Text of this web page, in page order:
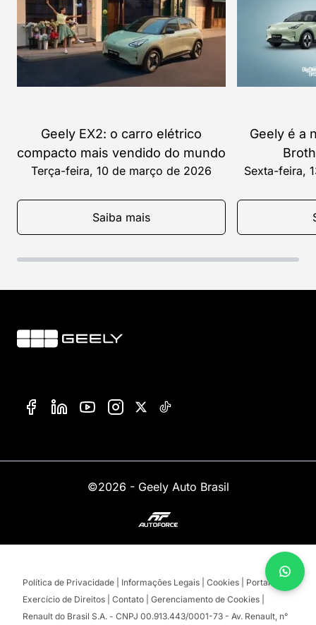
Geely EX2: o carro elétrico
compacto mais vendido do mundo
Terça-feira, 10 de março de 2026
Saiba mais
Geely é a
Sexta-feira,
©2026 - Geely Auto Brasil
Política de Privacidade Informações Legais Cookies
Portal de
Exercício de Direitos
Contato Gerenciamento de Cookies
Renault do Brasil S.A. - CNPJ 00.913.443/0001-73 - Av. Renault, n°